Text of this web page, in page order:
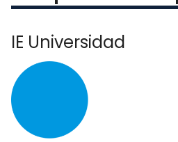
IE Universidad